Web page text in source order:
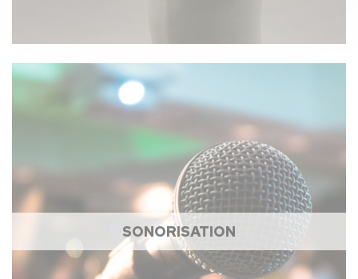
SONORISATION